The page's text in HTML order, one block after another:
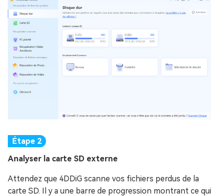
Analyser la carte SD externe
Attendez que 4DDiG scanne vos fichiers perdus de la
carte SD. Il y a une barre de progression montrant ce qui